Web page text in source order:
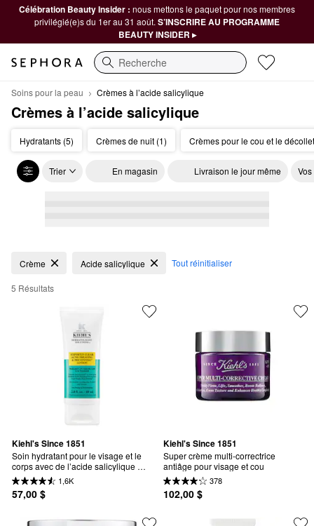
Célébration Beauty Insider : nous mettons le paquet pour nos membres
privilégié(e)s du 1er au 31 août. S’INSCRIRE AU PROGRAMME
BEAUTY INSIDER ▸
Recherche
Soins pour la peau Crèmes à l’acide salicylique
Crèmes à l’acide salicylique
Hydratants (5) Crèmes de nuit (1) Crèmes pour le cou et le
Trier En magasin Livraison le jour même
Crèmes à l’acide salicylique
Crème Acide salicylique Tout réinitialiser
5 Résultats
Kiehl's Since 1851
Soin hydratant pour le visage et le
corps avec de l’acide salicylique
pour cibler et prévenir l’acné de
façon experte
1,6K
57,00 $
Kiehl's Since 1851
Super crème multi-correctrice
antiâge pour visage et cou
378
102,00 $